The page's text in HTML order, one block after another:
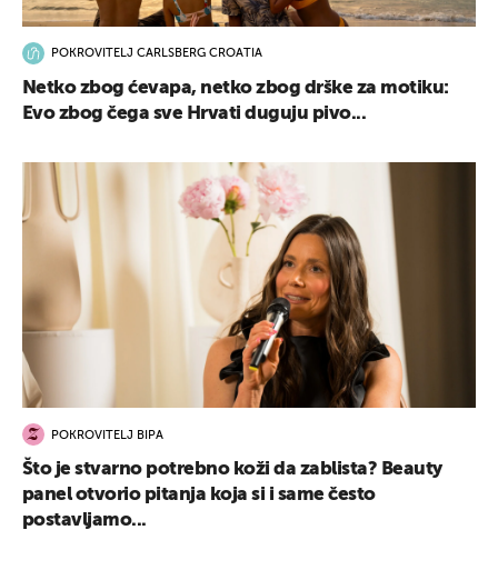
POKROVITELJ CARLSBERG CROATIA
Netko zbog ćevapa, netko zbog drške za motiku:
Evo zbog čega sve Hrvati duguju pivo...
POKROVITELJ BIPA
Što je stvarno potrebno koži da zablista? Beauty
panel otvorio pitanja koja si i same često
postavljamo...